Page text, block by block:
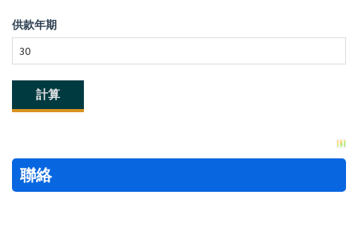
供款年期
聯絡